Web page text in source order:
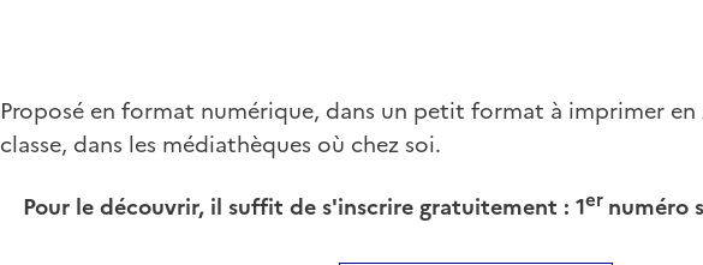
Proposé en format numérique, dans un petit format à imprimer
classe, dans les médiathèques où chez soi.
Pour le découvrir, il suffit de s'inscrire gratuitement : 1er numéro